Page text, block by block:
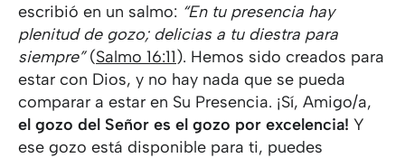
escribió en un salmo: “En tu presencia hay
plenitud de gozo; delicias a tu diestra para
siempre”(Salmo 16:11). Hemos sido creados para
estar con Dios, y no hay nada que se pueda
comparar a estar en Su Presencia. ¡Sí, Amigo/a,
el gozo del Señor es el gozo por excelencia! Y
ese gozo está disponible para ti, puedes